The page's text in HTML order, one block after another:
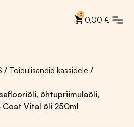
0
0,00 €
/ Toidulisandid kassidele /
õhtupriimulaõli,
Coat Vital õli 250ml